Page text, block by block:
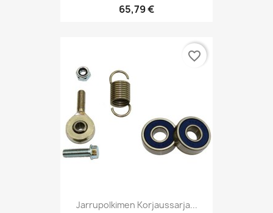
65,79 €
Jarrupolkimen Korjaussarja...
favorite_border